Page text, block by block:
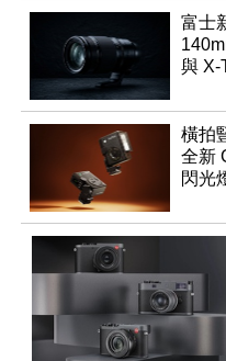
富士
與 X-
橫拍
全新
閃光